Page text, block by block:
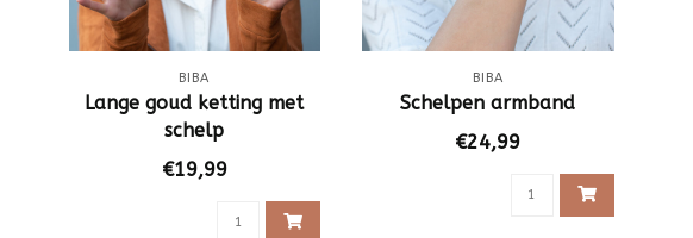
BIBA
Lange goud ketting met
schelp
€19,99
BIBA
Schelpen armband
€24,99